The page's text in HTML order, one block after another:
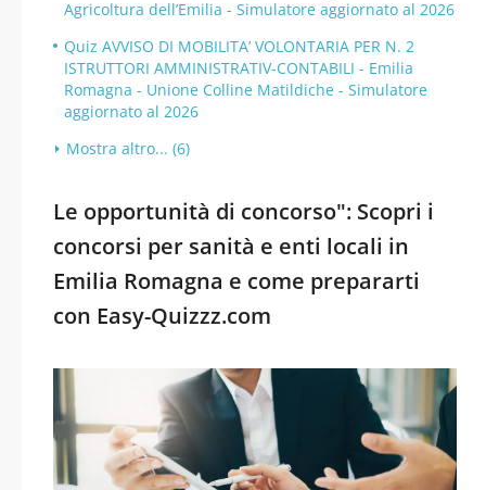
Agricoltura dell’Emilia - Simulatore aggiornato al 2026
Quiz AVVISO DI MOBILITA’ VOLONTARIA PER N. 2
ISTRUTTORI AMMINISTRATIV-CONTABILI - Emilia
Romagna - Unione Colline Matildiche - Simulatore
aggiornato al 2026
Mostra altro... (6)
Le opportunità di concorso": Scopri i
concorsi per sanità e enti locali in
Emilia Romagna e come prepararti
con Easy-Quizzz.com